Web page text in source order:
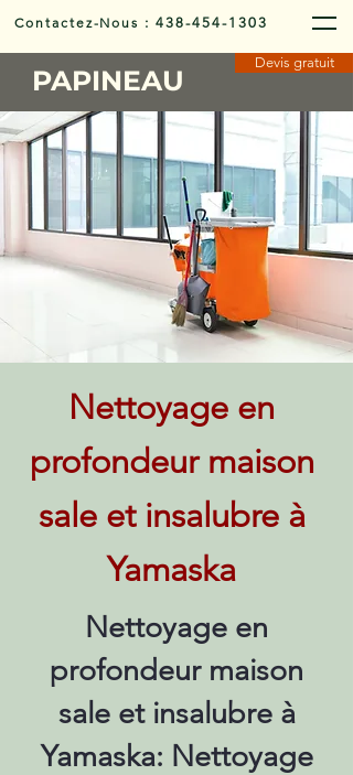
Contactez-Nous :438-454-1303
PAPINEAU
Devis gratuit
Nettoyage en
profondeur maison
sale et insalubre à
Yamaska
Nettoyage en
profondeur maison
sale et insalubre à
Yamaska: Nettoyage